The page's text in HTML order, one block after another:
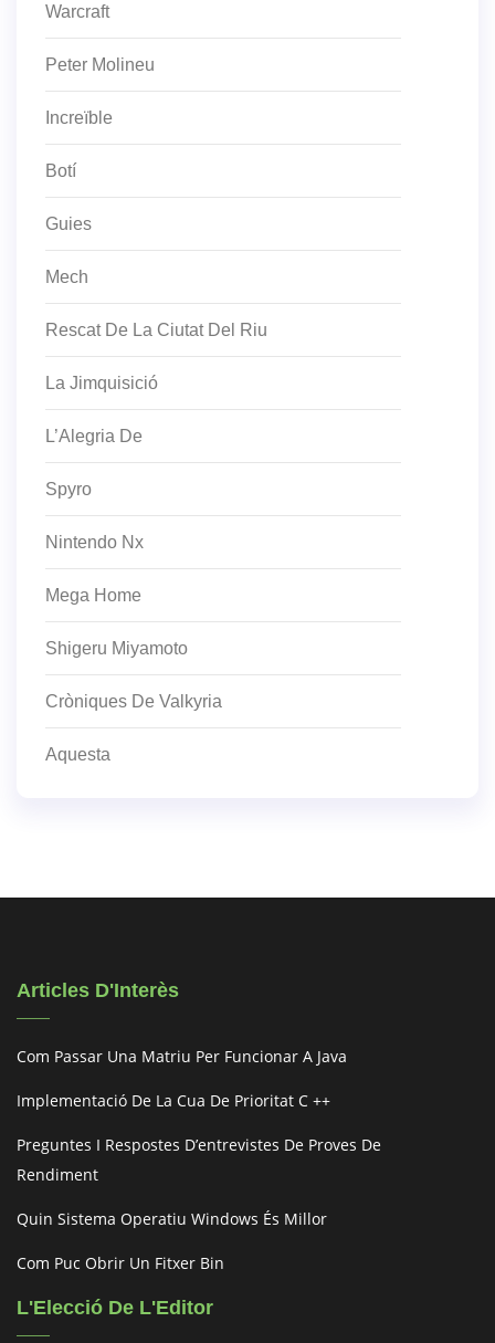
Warcraft
Peter Molineu
Increïble
Botí
Guies
Mech
Rescat De La Ciutat Del Riu
La Jimquisició
L’Alegria De
Spyro
Nintendo Nx
Mega Home
Shigeru Miyamoto
Cròniques De Valkyria
Aquesta
Articles D'Interès
Com Passar Una Matriu Per Funcionar A Java
Implementació De La Cua De Prioritat C ++
Preguntes I Respostes D’entrevistes De Proves De
Rendiment
Quin Sistema Operatiu Windows És Millor
Com Puc Obrir Un Fitxer Bin
L'Elecció De L'Editor